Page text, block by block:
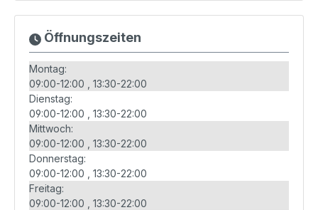
Öffnungszeiten
Montag:
09:00-12:00
13:30-22:00
Dienstag:
09:00-12:00
13:30-22:00
Mittwoch:
09:00-12:00
13:30-22:00
Donnerstag:
09:00-12:00
13:30-22:00
Freitag:
09:00-12:00
13:30-22:00